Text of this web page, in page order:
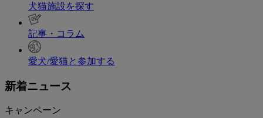
犬猫施設を探す
記事・コラム
愛犬/愛猫と参加する
新着ニュース
キャンペーン